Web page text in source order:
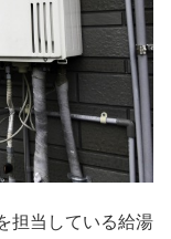
担当している給湯